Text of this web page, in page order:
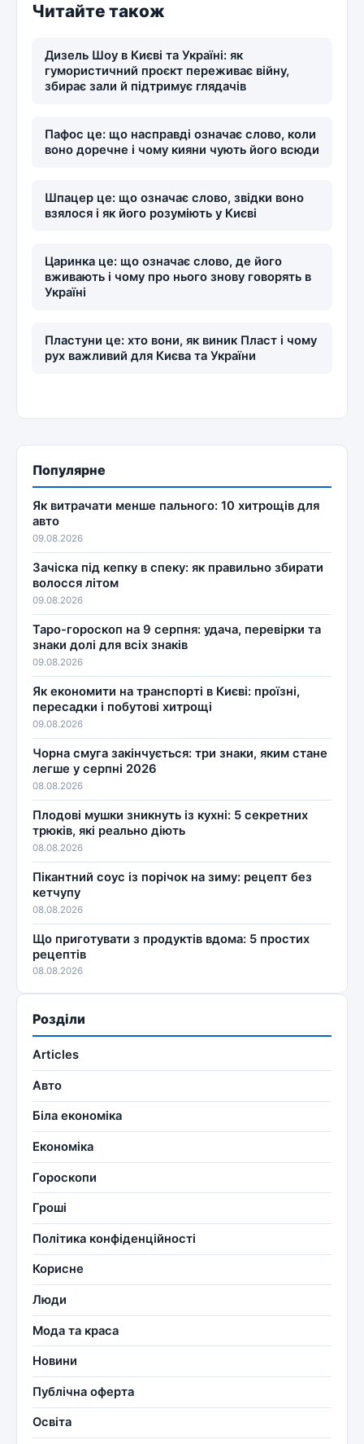
Читайте також
Дизель Шоу в Києві та Україні: як
гумористичний проєкт переживає війну,
збирає зали й підтримує глядачів
Пафос це: що насправді означає слово, коли
воно доречне і чому кияни чують його всюди
Шпацер це: що означає слово, звідки воно
взялося і як його розуміють у Києві
Царинка це: що означає слово, де його
вживають і чому про нього знову говорять в
Україні
Пластуни це: хто вони, як виник Пласт і чому
рух важливий для Києва та України
Популярне
Як витрачати менше пального: 10 хитрощів для
авто
09.08.2026
Зачіска під кепку в спеку: як правильно збирати
волосся літом
09.08.2026
Таро-гороскоп на 9 серпня: удача, перевірки та
знаки долі для всіх знаків
09.08.2026
Як економити на транспорті в Києві: проїзні,
пересадки і побутові хитрощі
09.08.2026
Чорна смуга закінчується: три знаки, яким стане
легше у серпні 2026
08.08.2026
Плодові мушки зникнуть із кухні: 5 секретних
трюків, які реально діють
08.08.2026
Пікантний соус із порічок на зиму: рецепт без
кетчупу
08.08.2026
Що приготувати з продуктів вдома: 5 простих
рецептів
08.08.2026
Розділи
Articles
Авто
Біла економіка
Економіка
Гороскопи
Гроші
Політика конфіденційності
Корисне
Люди
Мода та краса
Новини
Публічна оферта
Освіта